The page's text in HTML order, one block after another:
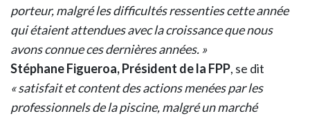
porteur, malgré les difficultés ressenties cette année
qui étaient attendues avec la croissance que nous
avons connue ces dernières années. »
Stéphane Figueroa, Président de la FPP, se dit
« satisfait et content des actions menées par les
professionnels de la piscine, malgré un marché